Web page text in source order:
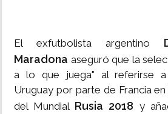
El exfutbolista argentino
Maradona aseguró que la
a lo que juega" al referirse
Uruguay por parte de Francia
del Mundial Rusia 2018 y